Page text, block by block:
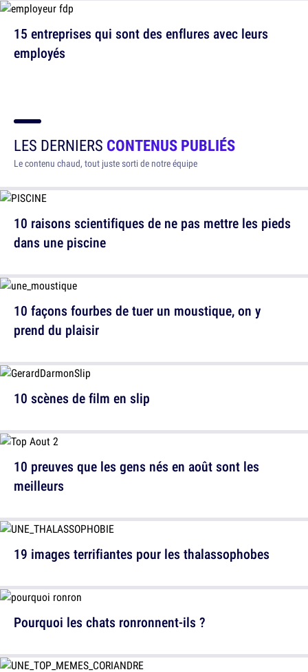
15 entreprises qui sont des enflures avec leurs
employés
LES DERNIERS CONTENUS PUBLIÉS
Le contenu chaud, tout juste sorti de notre équipe
10 raisons scientifiques de ne pas mettre les pieds
dans une piscine
10 scènes de film en slip
19 images terrifiantes pour les thalassophobes
10 façons fourbes de tuer un moustique, on y
prend du plaisir
10 preuves que les gens nés en août sont les
meilleurs
Pourquoi les chats ronronnent-ils ?